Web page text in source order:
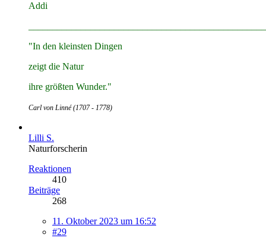
Addi
"In den kleinsten Dingen
zeigt die Natur
ihre größten Wunder."
Carl von Linné (1707 - 1778)
Lilli S.
Naturforscherin
Reaktionen
410
Beiträge
268
11. Oktober 2023 um 16:52
#29